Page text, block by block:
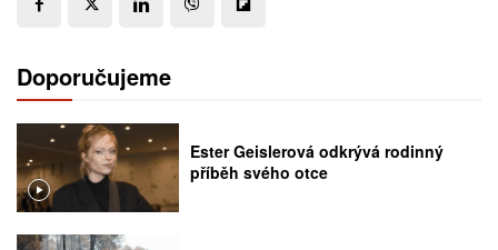
Doporučujeme
Ester Geislerová odkrývá rodinný
příběh svého otce